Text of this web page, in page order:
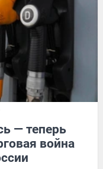
— теперь
война